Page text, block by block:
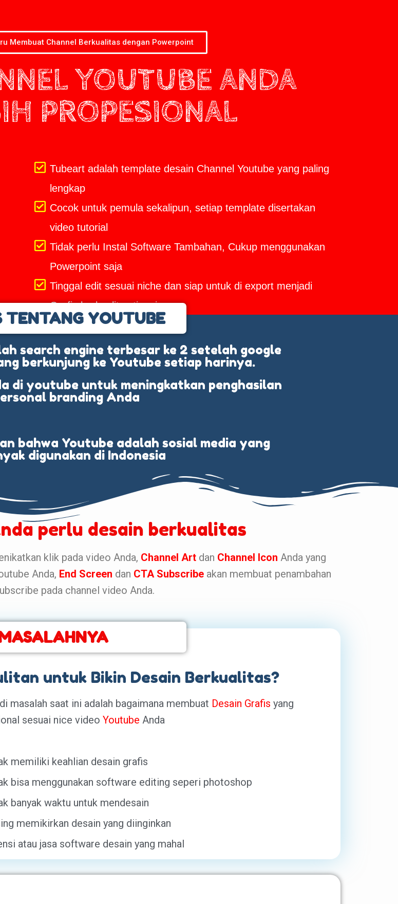
Membuat Channel Berkualitas dengan Powerpoint
YOUTUBE ANDA
PROPESIONAL
Tubeart adalah template desain Channel Youtube yang paling
lengkap
Cocok untuk pemula sekalipun, setiap template disertakan
video tutorial
Tidak perlu Instal Software Tambahan, Cukup menggunakan
Powerpoint saja
Tinggal edit sesuai niche dan siap untuk di export menjadi
Grafis berkualitas tinggi
TENTANG YOUTUBE
search engine terbesar ke 2 setelah google
berkunjung ke Youtube setiap harinya.
di youtube untuk meningkatkan penghasilan
branding Anda
bahwa Youtube adalah sosial media yang
digunakan di Indonesia
perlu desain berkualitas
klik pada video Anda, Channel Art dan Channel Icon Anda yang
Anda, End Screen dan CTA Subscribe akan membuat penambahan
pada channel video Anda.
untuk Bikin Desain Berkualitas?
masalah saat ini adalah bagaimana membuat Desain Grafis yang
sesuai nice videoYoutube Anda
memiliki keahlian desain grafis
bisa menggunakan software editing seperi photoshop
banyak waktu untuk mendesain
memikirkan desain yang diinginkan
atau jasa software desain yang mahal